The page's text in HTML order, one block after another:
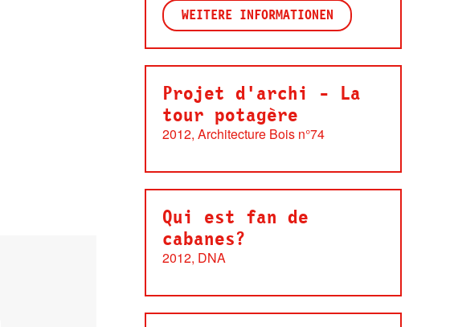
WEITERE INFORMATIONEN
Projet d'archi - La
tour potagère
2012, Architecture Bois n°74
Qui est fan de
cabanes?
2012, DNA